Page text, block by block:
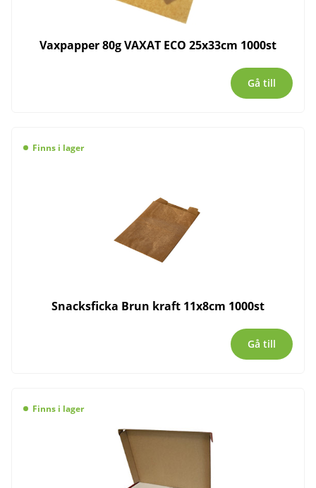
Vaxpapper 80g VAXAT ECO 25x33cm 1000st
Gå till
Finns i lager
Snacksficka Brun kraft 11x8cm 1000st
Gå till
Finns i lager